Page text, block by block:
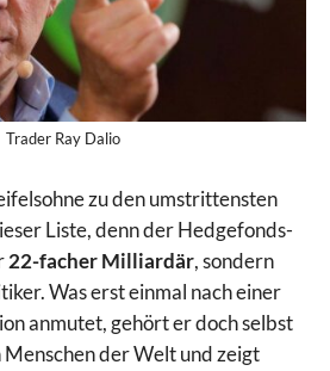
Trader Ray Dalio
zu den umstrittensten
Liste, denn der Hedgefonds-
22-facher Milliardär, sondern
Was erst einmal nach einer
anmutet, gehört er doch selbst
der Welt und zeigt